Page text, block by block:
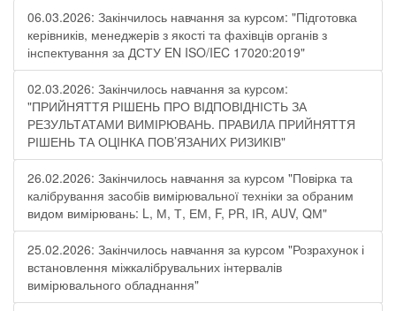
06.03.2026: Закінчилось навчання за курсом: "Підготовка
керівників, менеджерів з якості та фахівців органів з
інспектування за ДСТУ EN ISO/IEC 17020:2019"
02.03.2026: Закінчилось навчання за курсом:
"ПРИЙНЯТТЯ РІШЕНЬ ПРО ВІДПОВІДНІСТЬ ЗА
РЕЗУЛЬТАТАМИ ВИМІРЮВАНЬ. ПРАВИЛА ПРИЙНЯТТЯ
РІШЕНЬ ТА ОЦІНКА ПОВ’ЯЗАНИХ РИЗИКІВ"
26.02.2026: Закінчилось навчання за курсом "Повірка та
калібрування засобів вимірювальної техніки за обраним
видом вимірювань: L, М, Т, ЕМ, F, РR, ІR, АUV, QМ"
25.02.2026: Закінчилось навчання за курсом "Розрахунок і
встановлення міжкалібрувальних інтервалів
вимірювального обладнання"